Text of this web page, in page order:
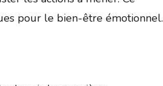
pour le bien-être émotionnel.